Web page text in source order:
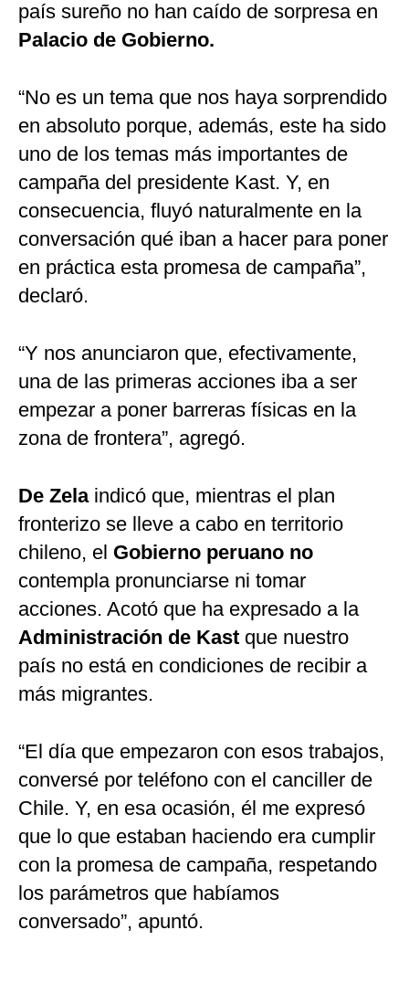
país sureño no han caído de sorpresa en
Palacio de Gobierno.
“No es un tema que nos haya sorprendido
en absoluto porque, además, este ha sido
uno de los temas más importantes de
campaña del presidente Kast. Y, en
consecuencia, fluyó naturalmente en la
conversación qué iban a hacer para poner
en práctica esta promesa de campaña”,
declaró.
“Y nos anunciaron que, efectivamente,
una de las primeras acciones iba a ser
empezar a poner barreras físicas en la
zona de frontera”, agregó.
De Zelaindicó que, mientras el plan
fronterizo se lleve a cabo en territorio
chileno, el Gobierno peruano no
contempla pronunciarse ni tomar
acciones. Acotó que ha expresado a la
Administración de Kast que nuestro
país no está en condiciones de recibir a
más migrantes.
“El día que empezaron con esos trabajos,
conversé por teléfono con el canciller de
Chile. Y, en esa ocasión, él me expresó
que lo que estaban haciendo era cumplir
con la promesa de campaña, respetando
los parámetros que habíamos
conversado”, apuntó.